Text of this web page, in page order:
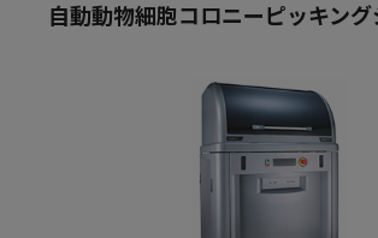
自動動物細胞コロニーピッキン